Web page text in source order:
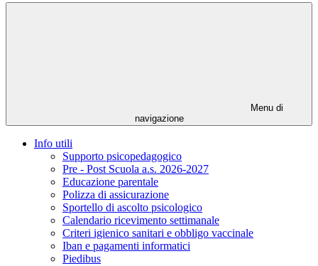
Menu di
navigazione
Info utili
Supporto psicopedagogico
Pre - Post Scuola a.s. 2026-2027
Educazione parentale
Polizza di assicurazione
Sportello di ascolto psicologico
Calendario ricevimento settimanale
Criteri igienico sanitari e obbligo vaccinale
Iban e pagamenti informatici
Piedibus